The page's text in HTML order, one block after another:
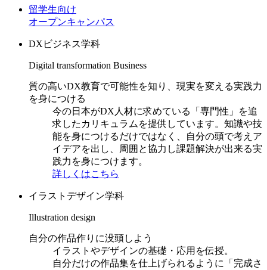
留学生向け
オープンキャンパス
DXビジネス学科
Digital transformation Business
質の高いDX教育で可能性を知り、現実を変える実践力
を身につける
今の日本がDX人材に求めている「専門性」を追
求したカリキュラムを提供しています。知識や技
能を身につけるだけではなく、自分の頭で考えア
イデアを出し、周囲と協力し課題解決が出来る実
践力を身につけます。
詳しくはこちら
イラストデザイン学科
Illustration design
自分の作品作りに没頭しよう
イラストやデザインの基礎・応用を伝授。
自分だけの作品集を仕上げられるように「完成さ